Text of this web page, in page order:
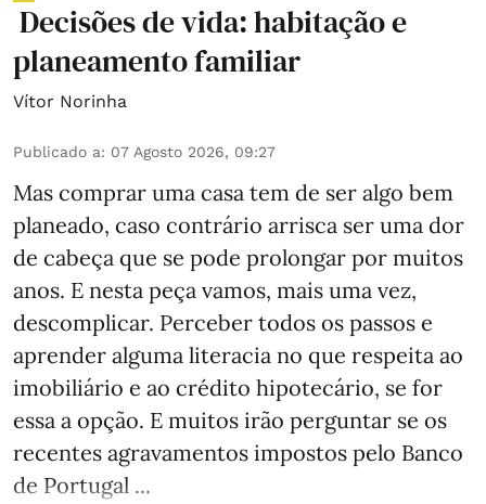
Decisões de vida: habitação e
planeamento familiar
Vítor Norinha
Publicado a: 07 Agosto 2026, 09:27
Mas comprar uma casa tem de ser algo bem
planeado, caso contrário arrisca ser uma dor
de cabeça que se pode prolongar por muitos
anos. E nesta peça vamos, mais uma vez,
descomplicar. Perceber todos os passos e
aprender alguma literacia no que respeita ao
imobiliário e ao crédito hipotecário, se for
essa a opção. E muitos irão perguntar se os
recentes agravamentos impostos pelo Banco
de Portugal ...